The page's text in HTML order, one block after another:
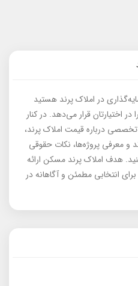
در املاک پرند هستید
اختیارتان قرار می‌دهد. در کنار
درباره قیمت املاک پرند،
معرفی پروژه‌ها، نکات حقوقی
هدف املاک پرند مسکن ارائه
انتخابی مطمئن و آگاهانه در